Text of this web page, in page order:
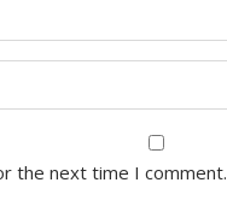
the next time I comment.